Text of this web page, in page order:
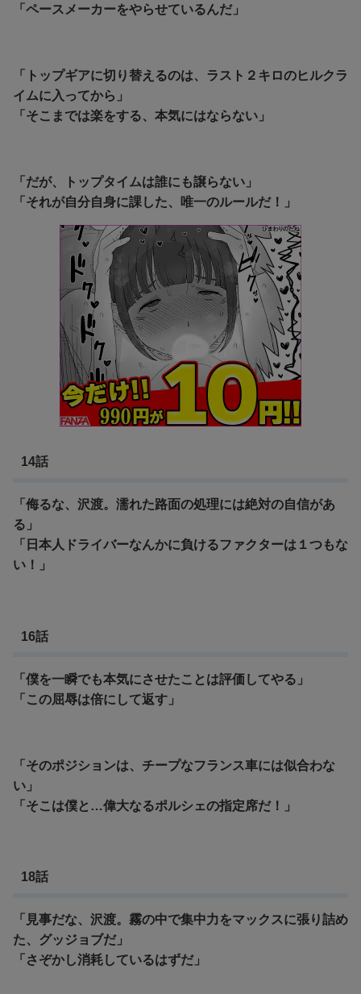
「ペースメーカーをやらせているんだ」
「トップギアに切り替えるのは、ラスト２キロのヒルクラ
イムに入ってから」
「そこまでは楽をする、本気にはならない」
「だが、トップタイムは誰にも譲らない」
「それが自分自身に課した、唯一のルールだ！」
14話
「侮るな、沢渡。濡れた路面の処理には絶対の自信があ
る」
「日本人ドライバーなんかに負けるファクターは１つもな
い！」
16話
「僕を一瞬でも本気にさせたことは評価してやる」
「この屈辱は倍にして返す」
「そのポジションは、チープなフランス車には似合わな
い」
「そこは僕と…偉大なるポルシェの指定席だ！」
18話
「見事だな、沢渡。霧の中で集中力をマックスに張り詰め
た、グッジョブだ」
「さぞかし消耗しているはずだ」